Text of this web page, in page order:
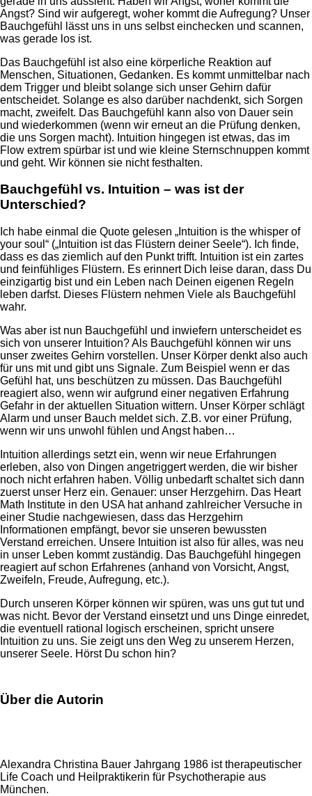
Angst? Sind wir aufgeregt, woher kommt die Aufregung? Unser
Bauchgefühl lässt uns in uns selbst einchecken und scannen,
was gerade los ist.
Das Bauchgefühl ist also eine körperliche Reaktion auf
Menschen, Situationen, Gedanken. Es kommt unmittelbar nach
dem Trigger und bleibt solange sich unser Gehirn dafür
entscheidet. Solange es also darüber nachdenkt, sich Sorgen
macht, zweifelt. Das Bauchgefühl kann also von Dauer sein
und wiederkommen (wenn wir erneut an die Prüfung denken,
die uns Sorgen macht). Intuition hingegen ist etwas, das im
Flow extrem spürbar ist und wie kleine Sternschnuppen kommt
und geht. Wir können sie nicht festhalten.
Bauchgefühl vs. Intuition – was ist der
Unterschied?
Ich habe einmal die Quote gelesen „Intuition is the whisper of
your soul“ („Intuition ist das Flüstern deiner Seele“). Ich finde,
dass es das ziemlich auf den Punkt trifft. Intuition ist ein zartes
und feinfühliges Flüstern. Es erinnert Dich leise daran, dass Du
einzigartig bist und ein Leben nach Deinen eigenen Regeln
leben darfst. Dieses Flüstern nehmen Viele als Bauchgefühl
wahr.
Was aber ist nun Bauchgefühl und inwiefern unterscheidet es
sich von unserer Intuition? Als Bauchgefühl können wir uns
unser zweites Gehirn vorstellen. Unser Körper denkt also auch
für uns mit und gibt uns Signale. Zum Beispiel wenn er das
Gefühl hat, uns beschützen zu müssen. Das Bauchgefühl
reagiert also, wenn wir aufgrund einer negativen Erfahrung
Gefahr in der aktuellen Situation wittern. Unser Körper schlägt
Alarm und unser Bauch meldet sich. Z.B. vor einer Prüfung,
wenn wir uns unwohl fühlen und Angst haben…
Intuition allerdings setzt ein, wenn wir neue Erfahrungen
erleben, also von Dingen angetriggert werden, die wir bisher
noch nicht erfahren haben. Völlig unbedarft schaltet sich dann
zuerst unser Herz ein. Genauer: unser Herzgehirn. Das Heart
Math Institute in den USA hat anhand zahlreicher Versuche in
einer Studie nachgewiesen, dass das Herzgehirn
Informationen empfängt, bevor sie unseren bewussten
Verstand erreichen. Unsere Intuition ist also für alles, was neu
in unser Leben kommt zuständig. Das Bauchgefühl hingegen
reagiert auf schon Erfahrenes (anhand von Vorsicht, Angst,
Zweifeln, Freude, Aufregung, etc.).
Durch unseren Körper können wir spüren, was uns gut tut und
was nicht. Bevor der Verstand einsetzt und uns Dinge einredet,
die eventuell rational logisch erscheinen, spricht unsere
Intuition zu uns. Sie zeigt uns den Weg zu unserem Herzen,
unserer Seele. Hörst Du schon hin?
Über die Autorin
Alexandra Christina Bauer Jahrgang 1986 ist therapeutischer
Life Coach und Heilpraktikerin für Psychotherapie aus
München.